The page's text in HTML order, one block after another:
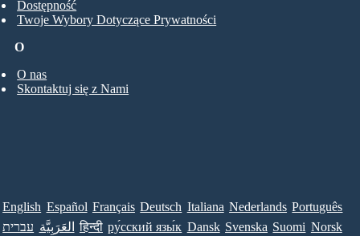
O
O nas
Skontaktuj się z Nami
Dostępność
Twoje Wybory Dotyczące Prywatności
English Español Français Deutsch Italiana Nederlands Português
עברית العَرَبِيَّة हिन्दी ру́сский язы́к Dansk Svenska Suomi Norsk